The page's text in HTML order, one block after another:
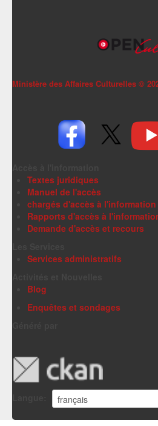
Ministère des Affaires Culturelles ©
Textes juridiques
Manuel de l'accès
chargés d'accès à l'information
Rapports d'accès à
Demande d'accès et recours
Services administratifs
Blog
Enquêtes et sondages